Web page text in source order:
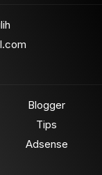
Blogger
Tips
Adsense